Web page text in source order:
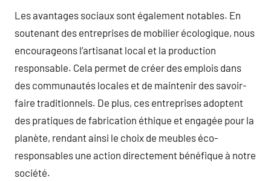
Les avantages sociaux sont également notables. En
soutenant des entreprises de mobilier écologique, nous
encourageons l’artisanat local et la production
responsable. Cela permet de créer des emplois dans
des communautés locales et de maintenir des savoir-
faire traditionnels. De plus, ces entreprises adoptent
des pratiques de fabrication éthique et engagée pour la
planète, rendant ainsi le choix de meubles éco-
responsables une action directement bénéfique à notre
société.